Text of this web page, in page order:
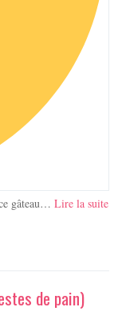
gâteau… Lire la suite
de pain)